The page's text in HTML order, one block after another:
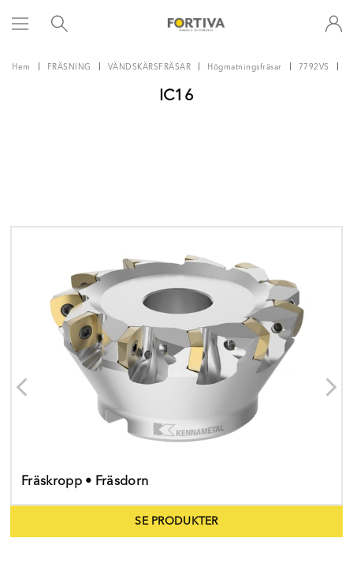
Hem FRÄSNING VÄNDSKÄRSFRÄSAR Högmatningsfräsar 7792VS
IC16
Fräskropp • Fräsdorn
SE PRODUKTER